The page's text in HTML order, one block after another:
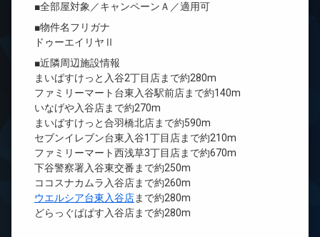
■全部屋対象／キャンペーンＡ／適用可
■物件名フリガナ
ドゥーエイリヤⅡ
■近隣周辺施設情報
まいばすけっと入谷2丁目店まで約280m
ファミリーマート台東入谷駅前店まで約140m
いなげや入谷店まで約270m
まいばすけっと合羽橋北店まで約590m
セブンイレブン台東入谷1丁目店まで約210m
ファミリーマート西浅草3丁目店まで約670m
下谷警察署入谷東交番まで約250m
ココスナカムラ入谷店まで約260m
ウエルシア台東入谷店まで約280m
どらっぐぱぱす入谷店まで約280m